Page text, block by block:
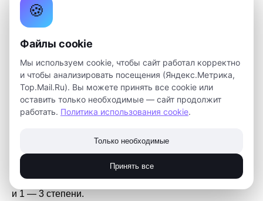
«Техническая направленность» направления
«Информационные технологии».
Победу ей принесла программа «Технологии
виртуальной и дополненной реальности:
пространство, творчество, визуализация», по которой
В целом, педагоги из нашего региона показали
выдающиеся результаты на конкурсе: 11 призовых
мест! 8 дипломов лауреатов 1 степени, 2 — 1 степени
и 1 — 3 степени.
🍪
Файлы cookie
Мы используем cookie, чтобы сайт работал корректно
и чтобы анализировать посещения (Яндекс.Метрика,
Top.Mail.Ru). Вы можете принять все cookie или
оставить только необходимые — сайт продолжит
работать. Политика использования cookie.
Только необходимые
Принять все